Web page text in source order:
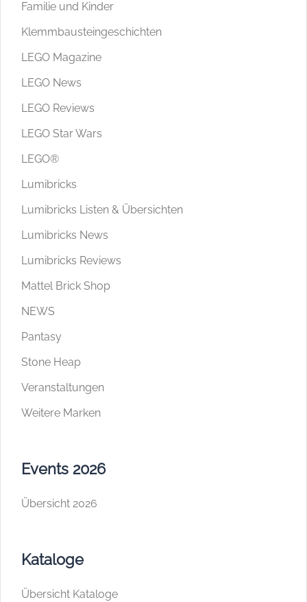
Familie und Kinder
Klemmbausteingeschichten
LEGO Magazine
LEGO News
LEGO Reviews
LEGO Star Wars
LEGO®
Lumibricks
Lumibricks Listen & Übersichten
Lumibricks News
Lumibricks Reviews
Mattel Brick Shop
NEWS
Pantasy
Stone Heap
Veranstaltungen
Weitere Marken
Events 2026
Übersicht 2026
Kataloge
Übersicht Kataloge